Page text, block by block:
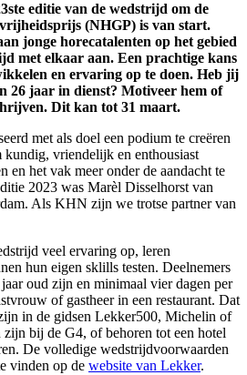
editie van de wedstrijd om de
(NHGP) is van start.
jonge horecatalenten op het gebied
met elkaar aan. Een prachtige kans
en ervaring op te doen. Heb jij
26 jaar in dienst? Motiveer hem of
Dit kan tot 31 maart.
met als doel een podium te creëren
vriendelijk en enthousiast
en het vak meer onder de aandacht te
2023 was Marèl Disselhorst van
Als KHN zijn we trotse partner van
veel ervaring op, leren
hun eigen sklills testen. Deelnemers
oud zijn en minimaal vier dagen per
of gastheer in een restaurant. Dat
in de gidsen Lekker500, Michelin of
bij de G4, of behoren tot een hotel
De volledige wedstrijdvoorwaarden
vinden op de website van Lekker.